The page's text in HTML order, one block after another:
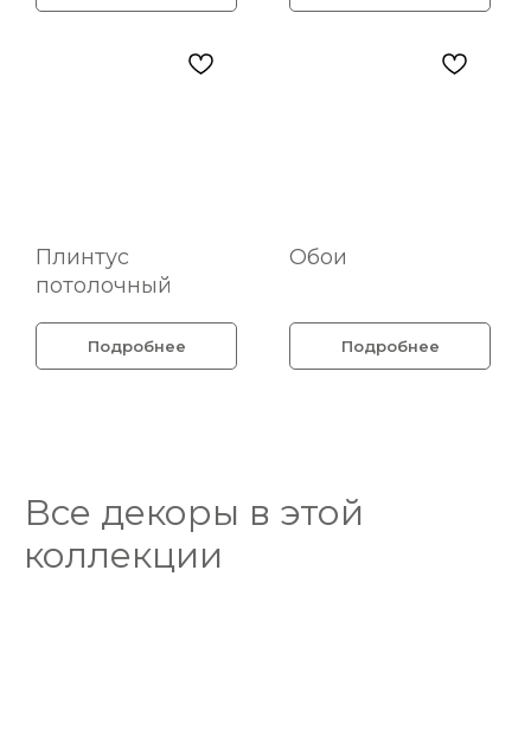
Плинтус
потолочный
Подробнее
Обои
Подробнее
Все декоры в этой
коллекции